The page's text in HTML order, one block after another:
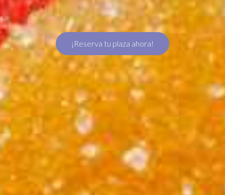
¡Reserva tu plaza ahora!